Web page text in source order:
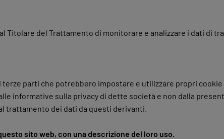
Titolare del Trattamento di monitorare e analizzare i dati di
parti che potrebbero impostare e utilizzare propri
informative sulla privacy di dette società e non dalla
trattamento dei dati da questi derivanti.
sito web, con una descrizione del loro uso.